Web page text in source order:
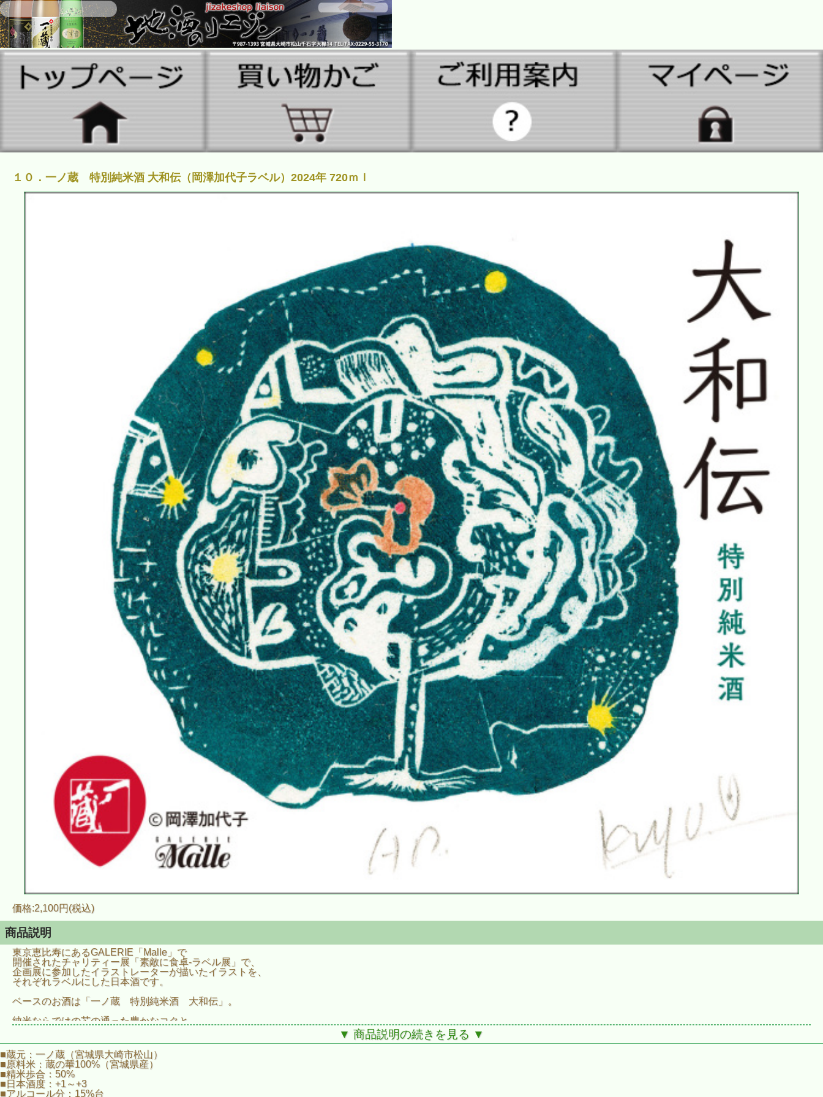
１０．一ノ蔵 特別純米酒 大和伝（岡澤加代子ラベル）2024年 720ｍｌ
価格:2,100円(税込)
商品説明
東京恵比寿にあるGALERIE「Malle」で
開催されたチャリティー展「素敵に食卓‐ラベル展」で、
企画展に参加したイラストレーターが描いたイラストを、
それぞれラベルにした日本酒です。
ベースのお酒は「一ノ蔵 特別純米酒 大和伝」。
純米ならではの芯の通った豊かなコクと
滑らかな口当たり、膨らむ旨味が一体となり、
充実した味わいを醸しています。
冷やから常温、お燗でも美味しく
▼ 商品説明の続きを見る ▼
■蔵元：一ノ蔵（宮城県大崎市松山）
■原料米：蔵の華100%（宮城県産）
■精米歩合：50%
■日本酒度：+1～+3
■アルコール分：15%台